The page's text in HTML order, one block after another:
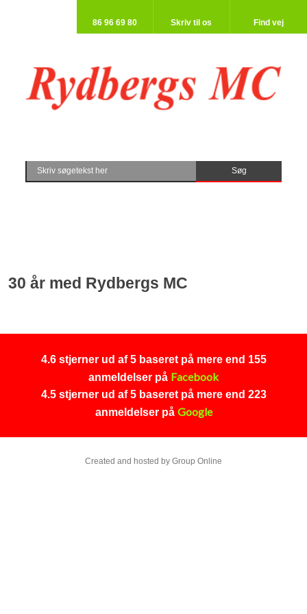
86 96 69 80​ Skriv til os​ Find vej​
30 år med Rydbergs MC
4.6 stjerner ud af 5 baseret på mere​ end 155
anmeldelser på Facebook
4.5 stjerner ud af 5 baseret på mere end 223
anmeldelserpå Google
Created and hosted by Group Online